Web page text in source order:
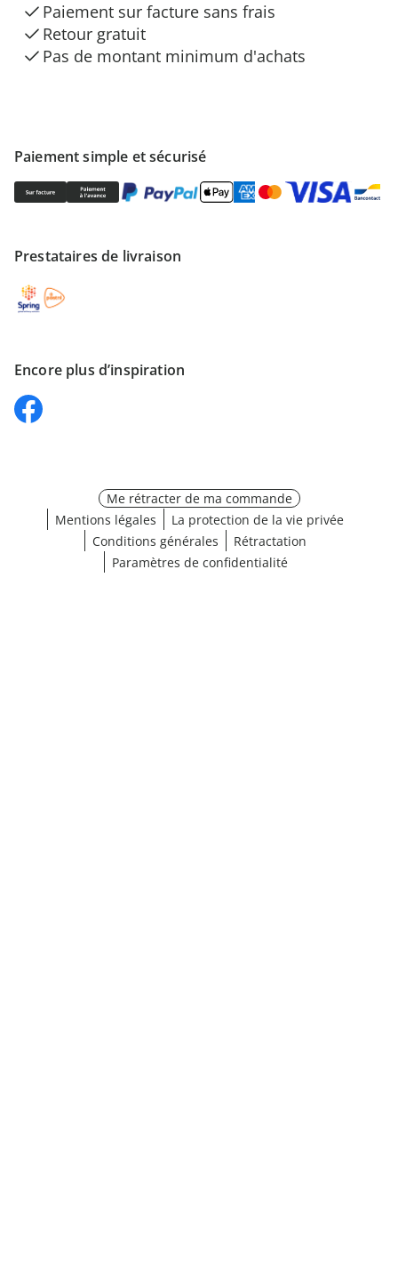
Paiement simple et sécurisé
Prestataires de livraison
Encore plus d’inspiration
Paiement sur facture sans frais
Retour gratuit
Pas de montant minimum d'achats
Me rétracter de ma commande
Mentions légales
La protection de la vie privée
Conditions générales
Rétractation
Paramètres de confidentialité